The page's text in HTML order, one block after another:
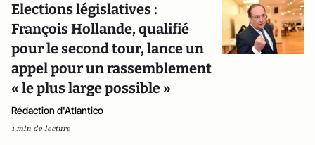
Elections législatives :
François Hollande, qualifié
pour le second tour, lance un
appel pour un rassemblement
« le plus large possible »
Rédaction d'Atlantico
1 min de lecture